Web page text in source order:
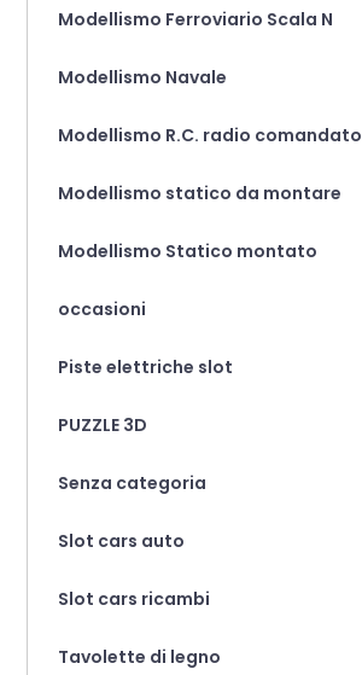
Modellismo Ferroviario Scala N
Modellismo Navale
Modellismo R.C. radio comandato
Modellismo statico da montare
Modellismo Statico montato
occasioni
Piste elettriche slot
PUZZLE 3D
Senza categoria
Slot cars auto
Slot cars ricambi
Tavolette di legno